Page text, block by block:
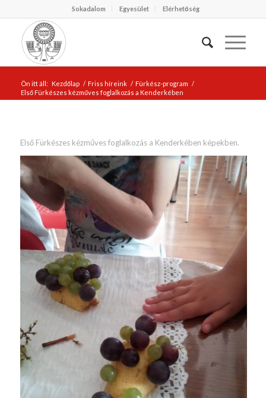
Sokadalom Egyesület Elérhetőség
Ön itt áll: Kezdőlap / Friss híreink / Fürkész-program /
Első Fürkészes kézműves foglalkozás a Kenderkében
Első Fürkészes kézműves foglalkozás a Kenderkében képekben.